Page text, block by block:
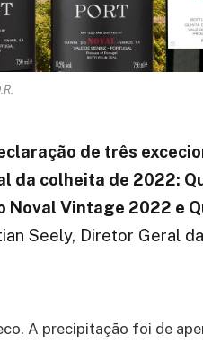
de três
da colheita de 2022:
Noval Vintage 2022 e
Seely, Diretor Geral
A precipitação foi de